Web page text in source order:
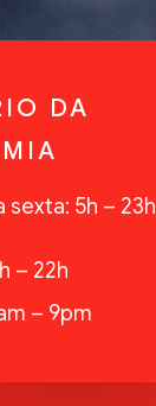
DA
sexta: 5h – 23h
– 22h
– 9pm